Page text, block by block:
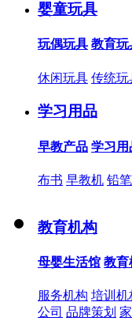
婴童玩具
玩偶玩具 教育玩
休闲玩具 传统玩
学习用品
早教产品 学习用
布书 早教机 铅笔
教育机构
母婴生活馆 教育
服务机构 培训机
公司 品牌策划